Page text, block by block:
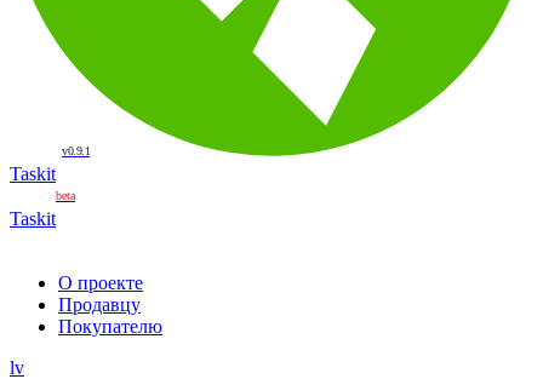
Taskit
v0.9.1
Taskit
beta
О проекте
Продавцу
Покупателю
lv